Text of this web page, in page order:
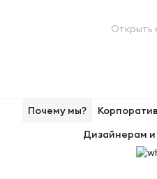
Открыть
Почему мы?
Дизайнерам